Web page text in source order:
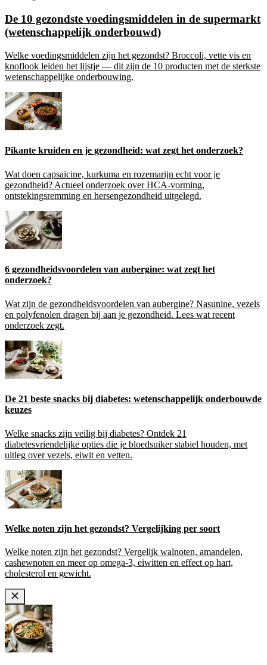
De 10 gezondste voedingsmiddelen in de supermarkt
(wetenschappelijk onderbouwd)
Welke voedingsmiddelen zijn het gezondst? Broccoli, vette vis en
knoflook leiden het lijstje — dit zijn de 10 producten met de sterkste
wetenschappelijke onderbouwing.
Pikante kruiden en je gezondheid: wat zegt het onderzoek?
Wat doen capsaïcine, kurkuma en rozemarijn echt voor je
gezondheid? Actueel onderzoek over HCA-vorming,
ontstekingsremming en hersengezondheid uitgelegd.
6 gezondheidsvoordelen van aubergine: wat zegt het
onderzoek?
Wat zijn de gezondheidsvoordelen van aubergine? Nasunine, vezels
en polyfenolen dragen bij aan je gezondheid. Lees wat recent
onderzoek zegt.
De 21 beste snacks bij diabetes: wetenschappelijk onderbouwde
keuzes
Welke snacks zijn veilig bij diabetes? Ontdek 21
diabetesvriendelijke opties die je bloedsuiker stabiel houden, met
uitleg over vezels, eiwit en vetten.
Welke noten zijn het gezondst? Vergelijking per soort
Welke noten zijn het gezondst? Vergelijk walnoten, amandelen,
cashewnoten en meer op omega-3, eiwitten en effect op hart,
cholesterol en gewicht.